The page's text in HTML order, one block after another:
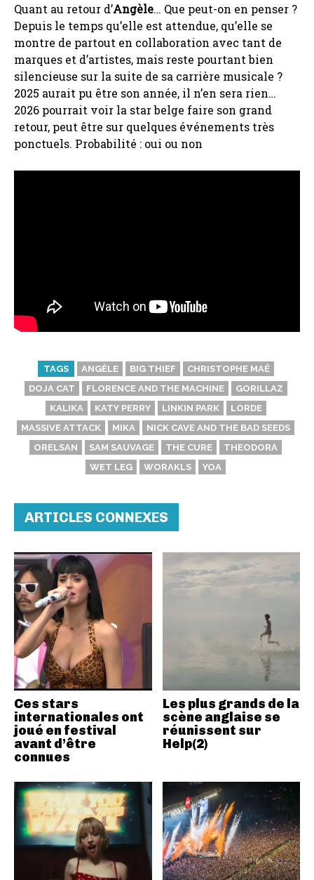
Quant au retour d’Angèle… Que peut-on en penser ?
Depuis le temps qu’elle est attendue, qu’elle se
montre de partout en collaboration avec tant de
marques et d’artistes, mais reste pourtant bien
silencieuse sur la suite de sa carrière musicale ?
2025 aurait pu être son année, il n’en sera rien…
2026 pourrait voir la star belge faire son grand
retour, peut être sur quelques événements très
ponctuels. Probabilité : oui ou non
TAGS ANGÈLE BIG THIEF
CHRISTOPHE MAÉ
DOJA CAT
FLORENCE AND THE MACHINE
GORILLAZ
KALIKA
KATY PERRY LINKIN PARK
LORDE
MASSIVE ATTACK
MIKA
NICK CAVE AND THE BAD SEEDS
ORELSAN
SAM SAUVAGE THE CURE
THEODORA
WET LEG
WORAKLS YOA
ARTICLES CONNEXES
Ces stars
internationales ont
joué en festival
avant d’être
connues
Les plus grands de la
scène anglaise se
réunissent sur
Help(2)